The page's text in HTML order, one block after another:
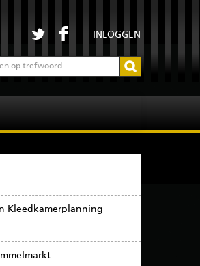
INLOGGEN
Kleedkamerplanning